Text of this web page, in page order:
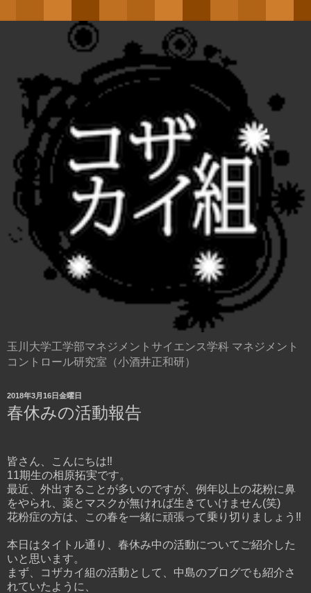
玉川大学工学部マネジメントサイエンス学科 マネジメント
コントロール研究室（小酒井正和研）
2018年3月16日金曜日
春休みの活動報告
皆さん、こんにちは‼︎
11期生の相原拓実です。
最近、外出することが多いのですが、例年以上の花粉に鼻
をやられ、薬とマスクが無ければ生きていけません(笑)
花粉症の方は、この春を一緒に頑張って乗り切りましょう‼︎
本日はタイトル通り、春休み中の活動についてご紹介した
いと思います。
まず、コザカイ組の活動として、中島のブログでも紹介さ
れていたように、